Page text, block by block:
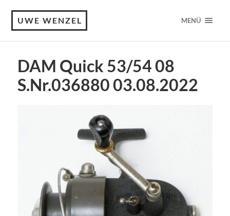
UWE WENZEL MENÜ
DAM Quick 53/54 08
S.Nr.036880 03.08.2022